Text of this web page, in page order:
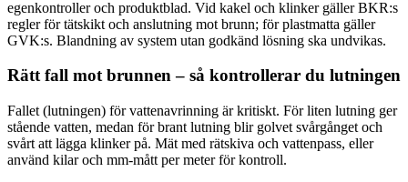
egenkontroller och produktblad. Vid kakel och klinker gäller BKR:s
regler för tätskikt och anslutning mot brunn; för plastmatta gäller
GVK:s. Blandning av system utan godkänd lösning ska undvikas.
Rätt fall mot brunnen – så kontrollerar du lutningen
Fallet (lutningen) för vattenavrinning är kritiskt. För liten lutning ger
stående vatten, medan för brant lutning blir golvet svårgånget och
svårt att lägga klinker på. Mät med rätskiva och vattenpass, eller
använd kilar och mm-mått per meter för kontroll.